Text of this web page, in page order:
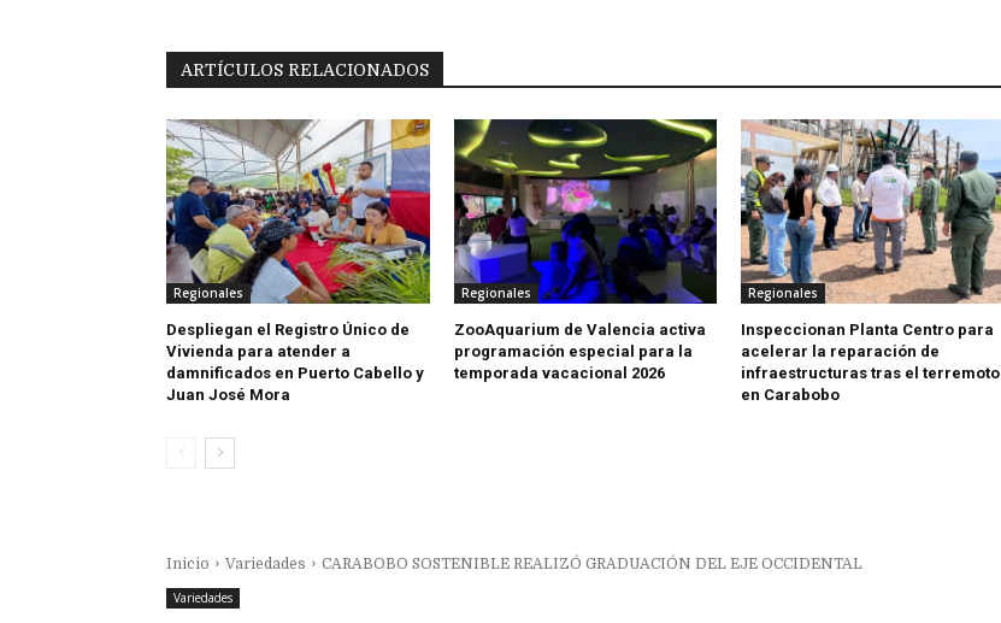
ARTÍCULOS RELACIONADOS
Regionales
Despliegan el Registro Único de
Vivienda para atender a
damnificados en Puerto Cabello y
Juan José Mora
Regionales
ZooAquarium de Valencia activa
programación especial para la
temporada vacacional 2026
Regionales
Inspeccionan Planta Centro para
acelerar la reparación de
infraestructuras tras el terremoto
en Carabobo